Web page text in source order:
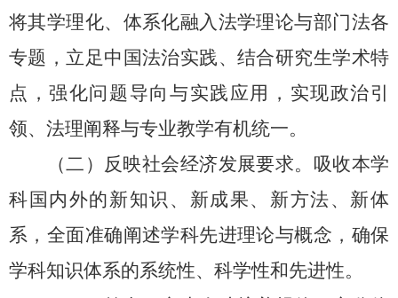
将其学理化、体系化融入法学理论与部门法各
专题，立足中国法治实践、结合研究生学术特
点，强化问题导向与实践应用，实现政治引
领、法理阐释与专业教学有机统一。
（二）反映社会经济发展要求。吸收本学
科国内外的新知识、新成果、新方法、新体
系，全面准确阐述学科先进理论与概念，确保
学科知识体系的系统性、科学性和先进性。